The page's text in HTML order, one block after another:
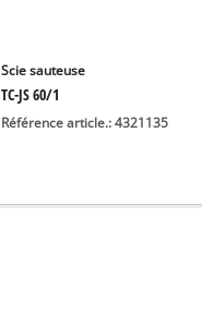
Scie sauteuse
TC-JS 60/1
Référence article.: 4321135